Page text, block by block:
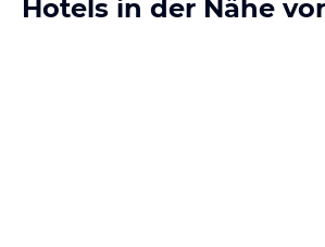
Hotels in der Nähe